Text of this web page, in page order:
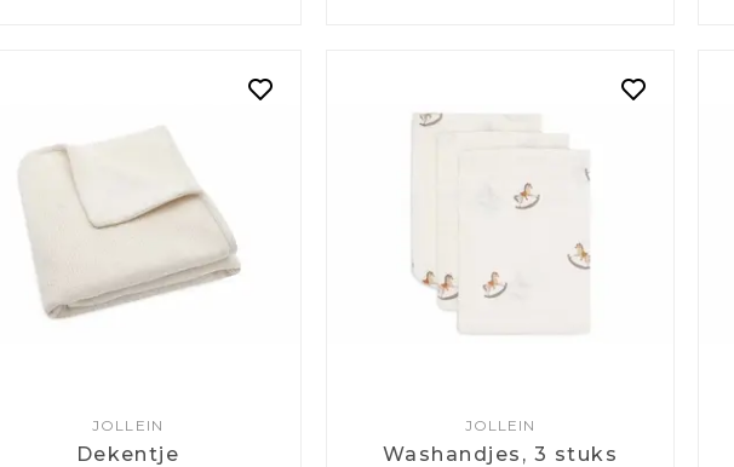
JOLLEIN
Dekentje
JOLLEIN
Washandjes, 3 stuks